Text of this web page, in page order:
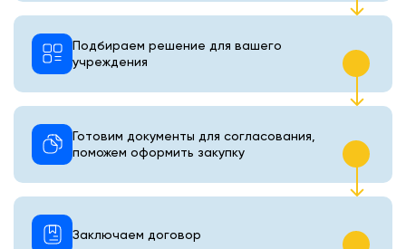
Подбираем решение для вашего
учреждения
Готовим документы для согласования,
поможем оформить закупку
Заключаем договор